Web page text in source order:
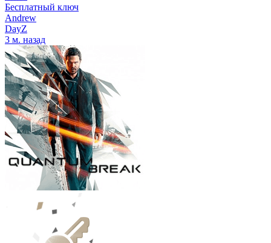
Бесплатный ключ
Andrew
DayZ
3 м. назад